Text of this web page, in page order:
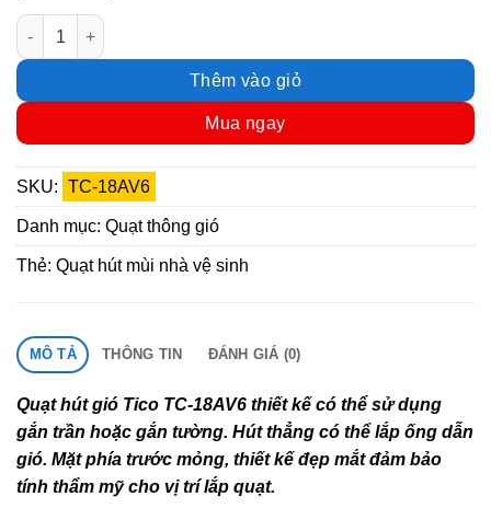
Quạt hút gió tico TC-18AV6 số lượng
Thêm vào giỏ
Mua ngay
SKU: TC-18AV6
Danh mục: Quạt thông gió
Thẻ: Quạt hút mùi nhà vệ sinh
MÔ TẢ THÔNG TIN ĐÁNH GIÁ (0)
Quạt hút gió Tico TC-18AV6 thiết kế có thể sử dụng
gắn trần hoặc gắn tường. Hút thẳng có thể lắp ống dẫn
gió. Mặt phía trước mỏng, thiết kế đẹp mắt đảm bảo
tính thẩm mỹ cho vị trí lắp quạt.